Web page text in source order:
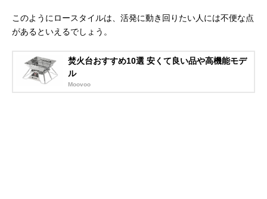
このようにロースタイルは、活発に動き回りたい人には不便な点
があるといえるでしょう。
焚火台おすすめ10選 安くて良い品や高機能モデ
ル
Moovoo